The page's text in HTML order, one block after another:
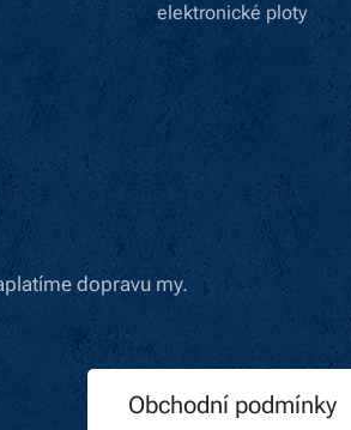
elektronické ploty
dopravu my.
Obchodní podmínky